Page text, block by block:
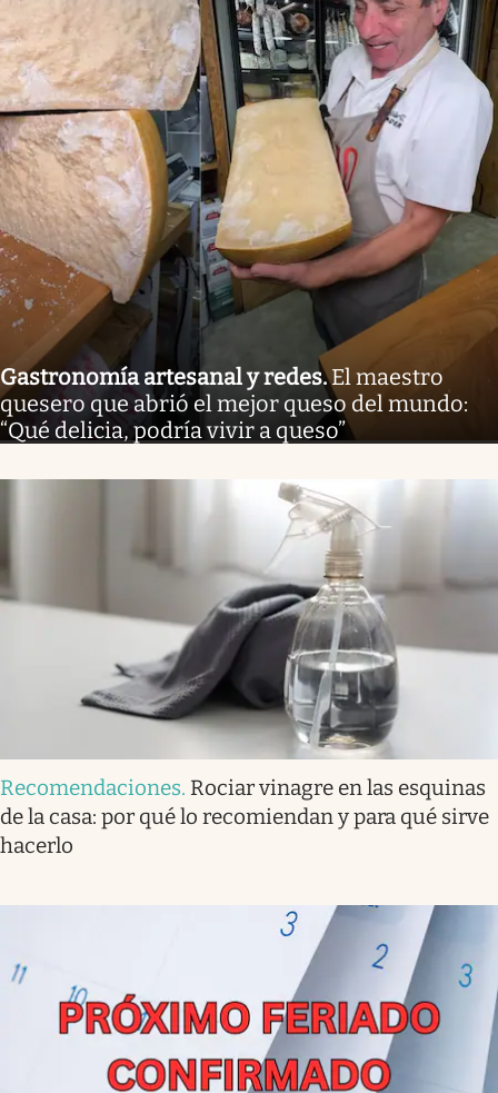
Gastronomía artesanal y redes.El maestro
quesero que abrió el mejor queso del mundo:
“Qué delicia, podría vivir a queso”
Recomendaciones. Rociar vinagre en las esquinas
de la casa: por qué lo recomiendan y para qué sirve
hacerlo